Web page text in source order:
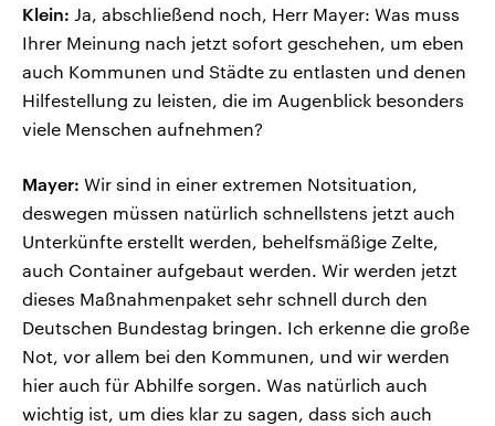
Klein: Ja, abschließend noch, Herr Mayer: Was muss
Ihrer Meinung nach jetzt sofort geschehen, um eben
auch Kommunen und Städte zu entlasten und denen
Hilfestellung zu leisten, die im Augenblick besonders
viele Menschen aufnehmen?
Mayer: Wir sind in einer extremen Notsituation,
deswegen müssen natürlich schnellstens jetzt auch
Unterkünfte erstellt werden, behelfsmäßige Zelte,
auch Container aufgebaut werden. Wir werden jetzt
dieses Maßnahmenpaket sehr schnell durch den
Deutschen Bundestag bringen. Ich erkenne die große
Not, vor allem bei den Kommunen, und wir werden
hier auch für Abhilfe sorgen. Was natürlich auch
wichtig ist, um dies klar zu sagen, dass sich auch